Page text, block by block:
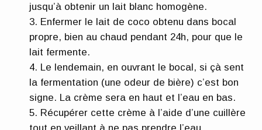
jusqu’à obtenir un lait blanc homogène.
Enfermer le lait de coco obtenu dans bocal
propre, bien au chaud pendant 24h, pour que le
lait fermente.
Le lendemain, en ouvrant le bocal, si çà sent
la fermentation (une odeur de bière) c’est bon
signe. La crème sera en haut et l’eau en bas.
Récupérer cette crème à l’aide d’une cuillère